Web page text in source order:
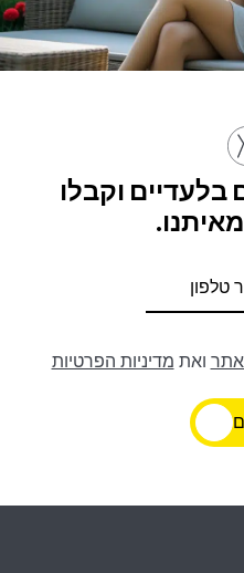
וקבלו
ואת מדיניות הפרטיות